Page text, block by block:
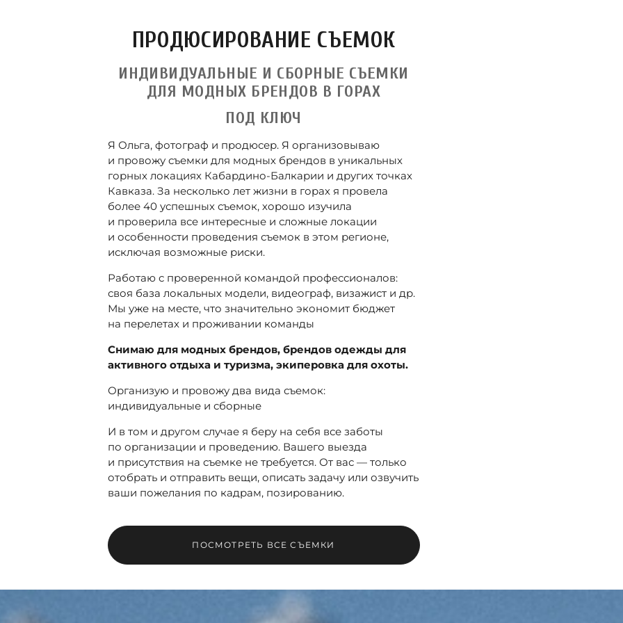
ПРОДЮСИРОВАНИЕ СЪЕМОК
ИНДИВИДУАЛЬНЫЕ И СБОРНЫЕ СЪЕМКИ
ДЛЯ МОДНЫХ БРЕНДОВ В ГОРАХ
ПОД КЛЮЧ
Я Ольга, фотограф и продюсер. Я организовываю
и провожу съемки для модных брендов в уникальных
горных локациях Кабардино-Балкарии и других точках
Кавказа. За несколько лет жизни в горах я провела
более 40 успешных съемок, хорошо изучила
и проверила все интересные и сложные локации
и особенности проведения съемок в этом регионе,
исключая возможные риски.
Работаю с проверенной командой профессионалов:
своя база локальных модели, видеограф, визажист и др.
Мы уже на месте, что значительно экономит бюджет
на перелетах и проживании команды
Снимаю для модных брендов, брендов одежды для
активного отдыха и туризма, экиперовка для охоты.
Организую и провожу два вида съемок:
индивидуальные и сборные
И в том и другом случае я беру на себя все заботы
по организации и проведению. Вашего выезда
и присутствия на съемке не требуется. От вас — только
отобрать и отправить вещи, описать задачу или озвучить
ваши пожелания по кадрам, позированию.
ПОСМОТРЕТЬ ВСЕ СЪЕМКИ